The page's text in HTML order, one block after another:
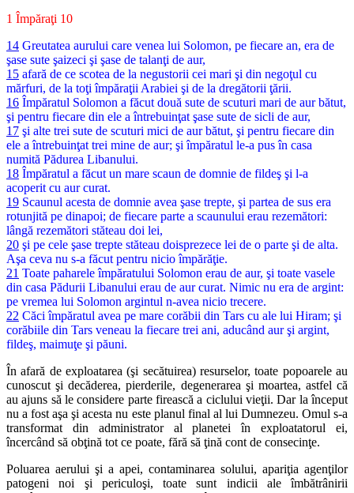
1 Împăraţi 10
14 Greutatea aurului care venea lui Solomon, pe fiecare an, era de
şase sute şaizeci şi şase de talanţi de aur,
15 afară de ce scotea de la negustorii cei mari şi din negoţul cu
mărfuri, de la toţi împăraţii Arabiei şi de la dregătorii ţării.
16 Împăratul Solomon a făcut două sute de scuturi mari de aur bătut,
şi pentru fiecare din ele a întrebuinţat şase sute de sicli de aur,
17 şi alte trei sute de scuturi mici de aur bătut, şi pentru fiecare din
ele a întrebuinţat trei mine de aur; şi împăratul le-a pus în casa
numită Pădurea Libanului.
18 Împăratul a făcut un mare scaun de domnie de fildeş şi l-a
acoperit cu aur curat.
19 Scaunul acesta de domnie avea şase trepte, şi partea de sus era
rotunjită pe dinapoi; de fiecare parte a scaunului erau rezemători:
lângă rezemători stăteau doi lei,
20 şi pe cele şase trepte stăteau doisprezece lei de o parte şi de alta.
Aşa ceva nu s-a făcut pentru nicio împărăţie.
21 Toate paharele împăratului Solomon erau de aur, şi toate vasele
din casa Pădurii Libanului erau de aur curat. Nimic nu era de argint:
pe vremea lui Solomon argintul n-avea nicio trecere.
22 Căci împăratul avea pe mare corăbii din Tars cu ale lui Hiram; şi
corăbiile din Tars veneau la fiecare trei ani, aducând aur şi argint,
fildeş, maimuţe şi păuni.
În afară de exploatarea (şi secătuirea) resurselor, toate popoarele au
cunoscut şi decăderea, pierderile, degenerarea şi moartea, astfel că
au ajuns să le considere parte firească a ciclului vieţii. Dar la început
nu a fost aşa şi acesta nu este planul final al lui Dumnezeu. Omul s-a
transformat din administrator al planetei în exploatatorul ei,
încercând să obţină tot ce poate, fără să ţină cont de consecinţe.
Poluarea aerului şi a apei, contaminarea solului, apariţia agenţilor
patogeni noi şi periculoşi, toate sunt indicii ale îmbătrânirii